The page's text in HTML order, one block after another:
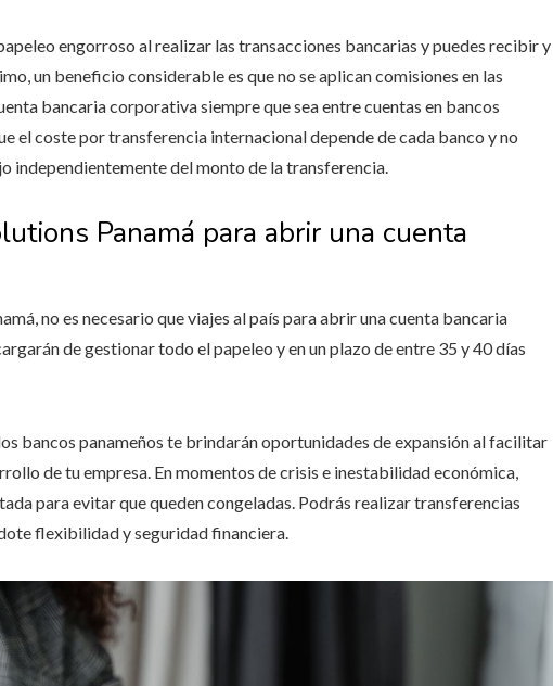
engorroso al realizar las transacciones bancarias y puedes recibir y
un beneficio considerable es que no se aplican comisiones en las
bancaria corporativa siempre que sea entre cuentas en bancos
el coste por transferencia internacional depende de cada banco y no
independientemente del monto de la transferencia.
Panamá para abrir una cuenta
no es necesario que viajes al país para abrir una cuenta bancaria
de gestionar todo el papeleo y en un plazo de entre 35 y 40 días
bancos panameños te brindarán oportunidades de expansión al facilitar
de tu empresa. En momentos de crisis e inestabilidad económica,
para evitar que queden congeladas. Podrás realizar transferencias
flexibilidad y seguridad financiera.